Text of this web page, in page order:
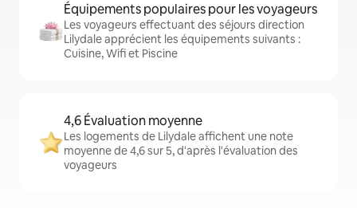
Équipements populaires pour les voyageurs
Les voyageurs effectuant des séjours direction
Lilydale apprécient les équipements suivants :
Cuisine, Wifi et Piscine
4,6 Évaluation moyenne
Les logements de Lilydale affichent une note
moyenne de 4,6 sur 5, d'après l'évaluation des
voyageurs